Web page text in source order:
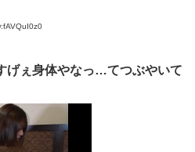
げぇ身体やなっ…てつぶやいて